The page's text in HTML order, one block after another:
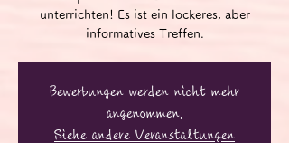
unterrichten! Es ist ein lockeres, aber
informatives Treffen.
Bewerbungen werden nicht mehr
angenommen.
Siehe andere Veranstaltungen